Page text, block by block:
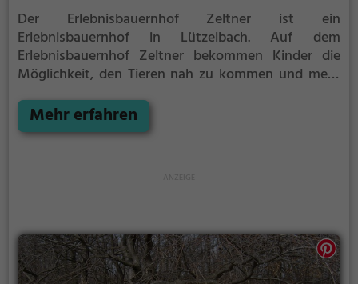
Der Erlebnisbauernhof Zeltner ist ein
Erlebnisbauernhof in Lützelbach. Auf dem
Erlebnisbauernhof Zeltner bekommen Kinder die
Möglichkeit, den Tieren nah zu kommen und mehr
das Leben auf dem Bauernhof zu lernen.
Mehr erfahren